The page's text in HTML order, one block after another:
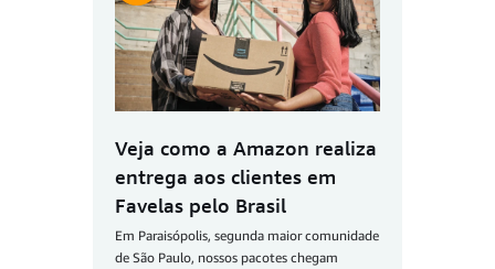
Veja como a Amazon realiza
entrega aos clientes em
Favelas pelo Brasil
Em Paraisópolis, segunda maior comunidade
de São Paulo, nossos pacotes chegam